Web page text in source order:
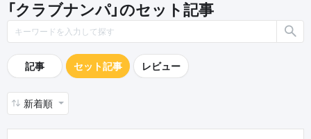
「クラブナンパ」のセット記事
記事 セット記事 レビュー
新着順